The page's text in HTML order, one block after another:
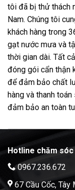
tôi đã bị thử thách
Nam. Chúng tôi
khách hàng trong
gạt nước mưa và
thời gian dài. Tất
đóng gói cẩn thận
để đảm bảo chất
hàng và thanh
đảm bảo an toàn
Hotline chăm
0967.236.672
67 Cầu Cốc, Tây